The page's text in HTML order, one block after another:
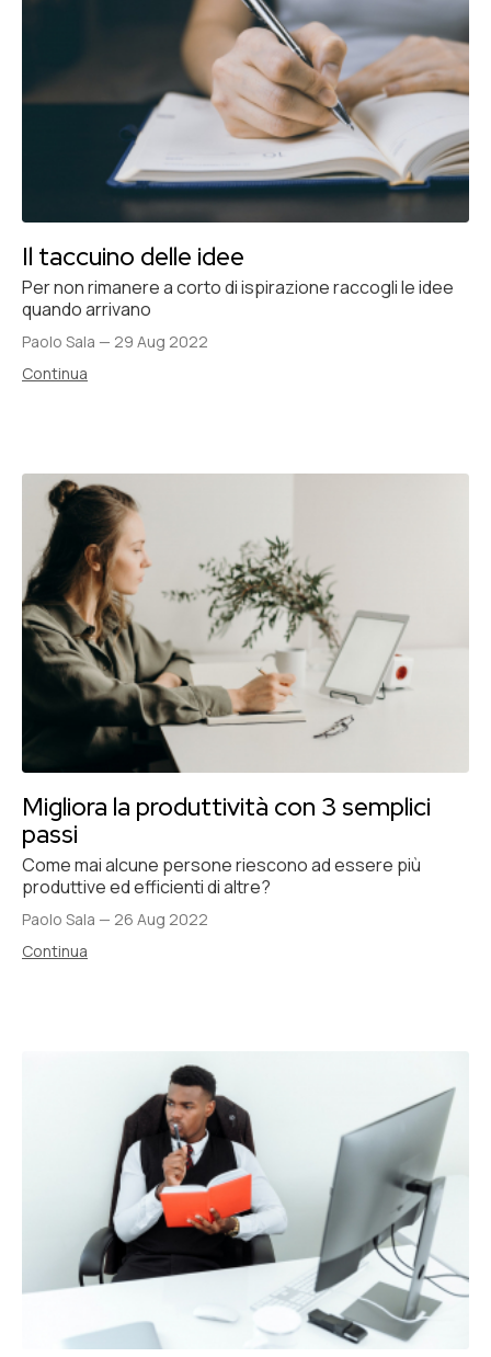
Il taccuino delle idee
Per non rimanere a corto di ispirazione raccogli le idee
quando arrivano
Paolo Sala — 29 Aug 2022
Continua
Migliora la produttività con 3 semplici
passi
Come mai alcune persone riescono ad essere più
produttive ed efficienti di altre?
Paolo Sala — 26 Aug 2022
Continua